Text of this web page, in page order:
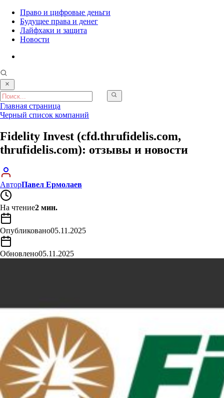
Право и цифровые деньги
Будущее права и денег
Лайфхаки и защита
Новости
Главная страница
Черный список компаний
Fidelity Invest (cfd.thrufidelis.com,
thrufidelis.com): отзывы и новости
АвторПавел Ермолаев
На чтение2 мин.
Опубликовано05.11.2025
Обновлено05.11.2025